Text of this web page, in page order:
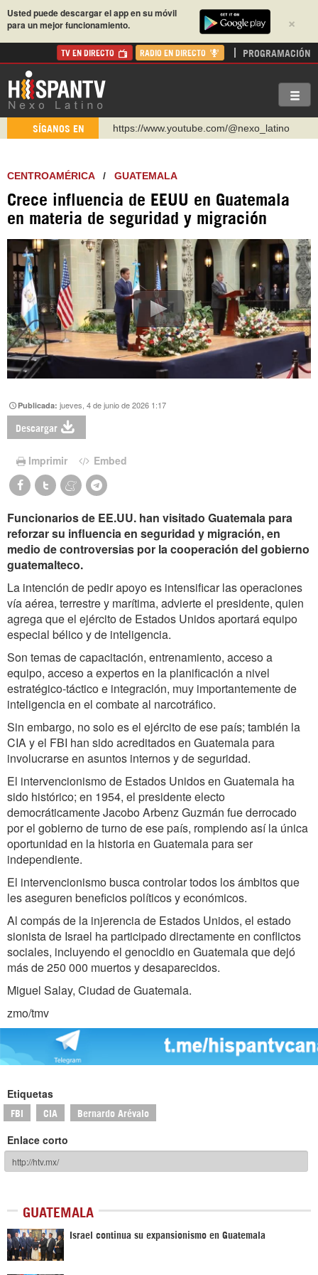
×
Usted puede descargar el app en su móvil
para un mejor funcionamiento.
TV EN DIRECTO RADIO EN DIRECTO PROGRAMACIÓN
SÍGANOS EN
https://www.youtube.com/@nexo_latino
https://t.me/hispantvcanal
https://urmedium.com/c/hispantv
WhatsApp y Viber: +98 921 79 29 404
https://www.facebook.com/Nexolatino.Canal
CENTROAMÉRICA/ GUATEMALA
Crece influencia de EEUU en Guatemala
en materia de seguridad y migración
Publicada:jueves, 4 de junio de 2026 1:17
Descargar
Imprimir Embed
Funcionarios de EE.UU. han visitado Guatemala para
reforzar su influencia en seguridad y migración, en
medio de controversias por la cooperación del gobierno
guatemalteco.
La intención de pedir apoyo es intensificar las operaciones
vía aérea, terrestre y marítima, advierte el presidente, quien
agrega que el ejército de Estados Unidos aportará equipo
especial bélico y de inteligencia.
Son temas de capacitación, entrenamiento, acceso a
equipo, acceso a expertos en la planificación a nivel
estratégico-táctico e integración, muy importantemente de
inteligencia en el combate al narcotráfico.
Sin embargo, no solo es el ejército de ese país; también la
CIA y el FBI han sido acreditados en Guatemala para
involucrarse en asuntos internos y de seguridad.
El intervencionismo de Estados Unidos en Guatemala ha
sido histórico; en 1954, el presidente electo
democráticamente Jacobo Arbenz Guzmán fue derrocado
por el gobierno de turno de ese país, rompiendo así la única
oportunidad en la historia en Guatemala para ser
independiente.
El intervencionismo busca controlar todos los ámbitos que
les aseguren beneficios políticos y económicos.
Al compás de la injerencia de Estados Unidos, el estado
sionista de Israel ha participado directamente en conflictos
sociales, incluyendo el genocidio en Guatemala que dejó
más de 250 000 muertos y desaparecidos.
Miguel Salay, Ciudad de Guatemala.
zmo/tmv
Etiquetas
FBI CIA Bernardo Arévalo
Enlace corto
GUATEMALA
Israel continua su expansionismo en Guatemala